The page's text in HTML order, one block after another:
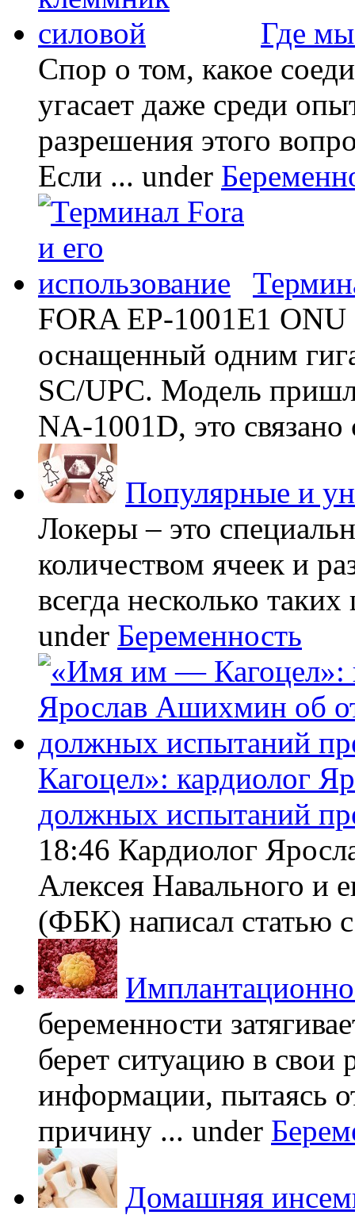
Где
Спор о том, какое
угасает даже среди
разрешения этого
Если ... under
FORA EP-1001E1 ONU
оснащенный одним
SC/UPC. Модель
NA-1001D, это связано
Популярные и
Локеры – это
количеством ячеек и
всегда несколько
under Беременность
Кагоцел»: кардиолог
должных испытаний
18:46 Кардиолог
Алексея Навального и
(ФБК) написал статью
беременности
берет ситуацию в свои
информации, пытаясь
причину ... under
Домашняя